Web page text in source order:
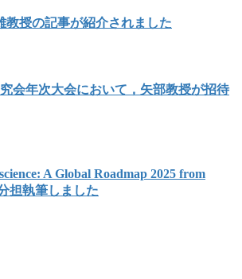
教授の記事が紹介されました
会年次大会において，矢部教授が招待
A Global Roadmap 2025 from
担執筆しました